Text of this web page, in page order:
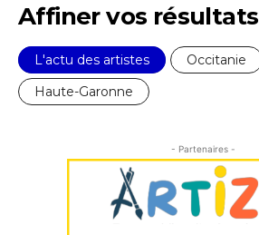
* Champ obligatoire
Affiner vos résultats
L'actu des artistes
Occitanie
Haute-Garonne
- Partenaires -